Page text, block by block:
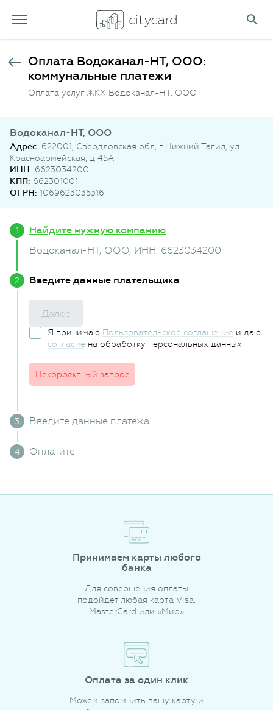
Оплата Водоканал-НТ, ООО:
коммунальные платежи
Оплата услуг ЖКХ Водоканал-НТ, ООО
Водоканал-НТ, ООО
Адрес: 622001, Свердловская обл, г Нижний Тагил, ул
Красноармейская, д 45А
ИНН: 6623034200
КПП: 662301001
ОГРН: 1069623035316
Найдите нужную компанию
Водоканал-НТ, ООО, ИНН: 6623034200
Введите данные плательщика
Далее
Я принимаю Пользовательское соглашение и даю
согласие на обработку персональных данных
Некорректный запрос
Введите данные платежа
Оплатите
Принимаем карты любого
банка
Для совершения оплаты
подойдет любая карта Visa,
MasterCard или «Мир»
Оплата за один клик
Можем запомнить вашу карту и